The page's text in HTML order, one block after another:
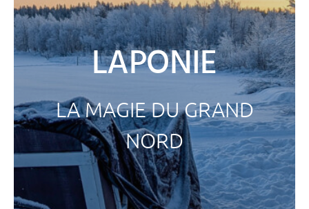
LAPONIE
LA MAGIE DU GRAND
NORD